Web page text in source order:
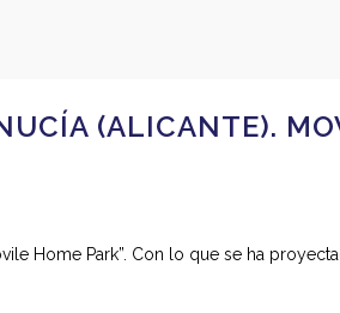
(ALICANTE).
Home Park”. Con lo que se ha